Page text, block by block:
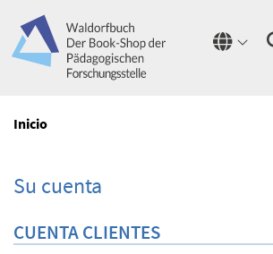
Inicio
Su cuenta
CUENTA CLIENTES